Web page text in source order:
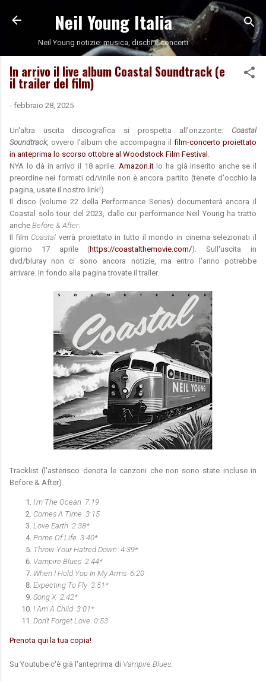
Passa ai contenuti principali
Neil Young Italia
Neil Young notizie: musica, dischi e concerti
In arrivo il live album Coastal Soundtrack (e
il trailer del film)
- febbraio 28, 2025
Un'altra uscita discografica si prospetta all'orizzonte: Coastal
Soundtrack, ovvero l'album che accompagna ilfilm-concerto proiettato
in anteprima lo scorso ottobre al Woodstock Film Festival
NYA lo dà in arrivo il 18 aprile. Amazon.itlo ha già inserito anche se il
preordine nei formati cd/vinile non è ancora partito (tenete d'occhio la
pagina, usate il nostro link!)
Il disco (volume 22 della Performance Series) documenterà ancora il
Coastal solo tour del 2023, dalle cui performance Neil Young ha tratto
anche Before & After.
Il film Coastalverrà proiettato in tutto il mondo in cinema selezionati il
giorno 17 aprile (https://coastalthemovie.com/). Sull'uscita in
dvd/bluray non ci sono ancora notizie, ma entro l'anno potrebbe
arrivare. In fondo alla pagina trovate il trailer.
Tracklist (l'asterisco denota le canzoni che non sono state incluse in
Before & After).
I'm The Ocean 7:19
Comes A Time 3:15
Love Earth 2:38*
Prime Of Life 3:40*
Throw Your Hatred Down 4:39*
Vampire Blues 2:44*
When I Hold You In My Arms 6:20
Expecting To Fly 3:51*
Song X 2:42*
I Am A Child 3:01*
Don’t Forget Love 0:53
Prenota qui la tua copia!
Su Youtube c'è già l'anteprima di Vampire Blues